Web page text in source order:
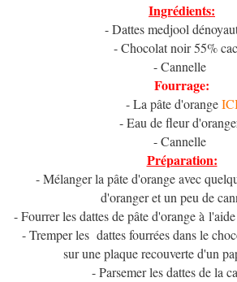
Ingrédients:
- Dattes medjool
- Chocolat noir 55%
- Cannelle
Fourrage:
- La pâte d'orange
- Eau de fleur
- Cannelle
Préparation:
- Mélanger la pâte d'orange avec
d'oranger et un peu de
- Fourrer les dattes de pâte d'orange à
- Tremper les dattes fourrées dans le
sur une plaque recouverte d'un
- Parsemer les dattes de la